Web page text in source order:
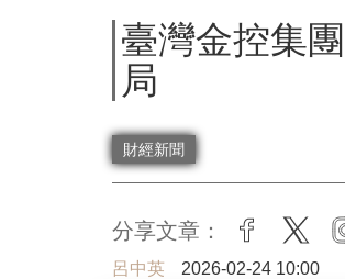
臺灣金控集
局
財經新聞
分享文章：
呂中英 2026-02-24 10:00